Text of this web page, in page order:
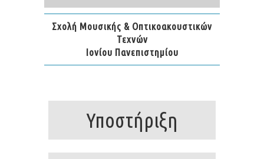
Σχολή Μουσικής & Οπτικοακουστικών
Τεχνών
Ιονίου Πανεπιστημίου
Υποστήριξη